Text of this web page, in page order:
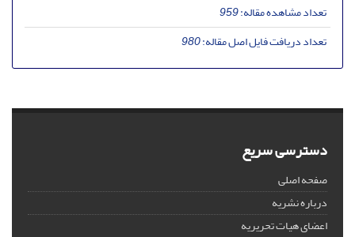
تعداد مشاهده مقاله:959
تعداد دریافت فایل اصل مقاله:980
دسترسی سریع
صفحه اصلی
درباره نشریه
اعضای هیات تحریریه